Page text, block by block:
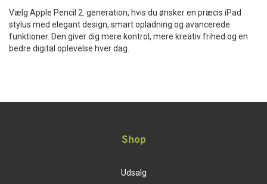
Vælg Apple Pencil 2. generation, hvis du ønsker en præcis iPad
stylus med elegant design, smart opladning og avancerede
funktioner. Den giver dig mere kontrol, mere kreativ frihed og en
bedre digital oplevelse hver dag.
Shop
Udsalg